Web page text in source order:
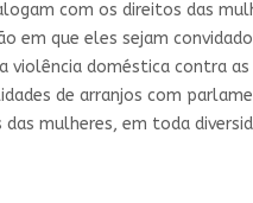
com os direitos das
em que eles sejam
violência doméstica contra as
de arranjos com
mulheres, em toda